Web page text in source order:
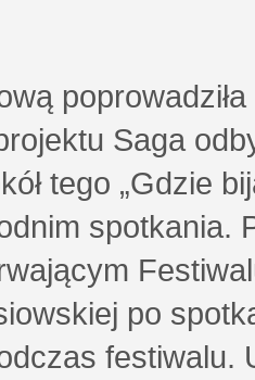
Saga
tego „Gdzie
spotkania.
po